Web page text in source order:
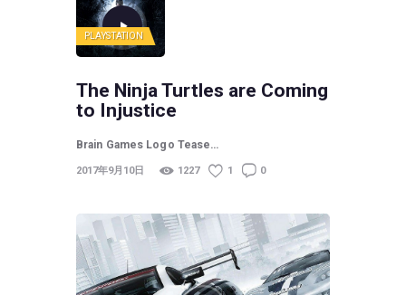
PLAYSTATION
The Ninja Turtles are Coming
to Injustice
Brain Games Logo Tease…
2017年9月10日 1227 1 0